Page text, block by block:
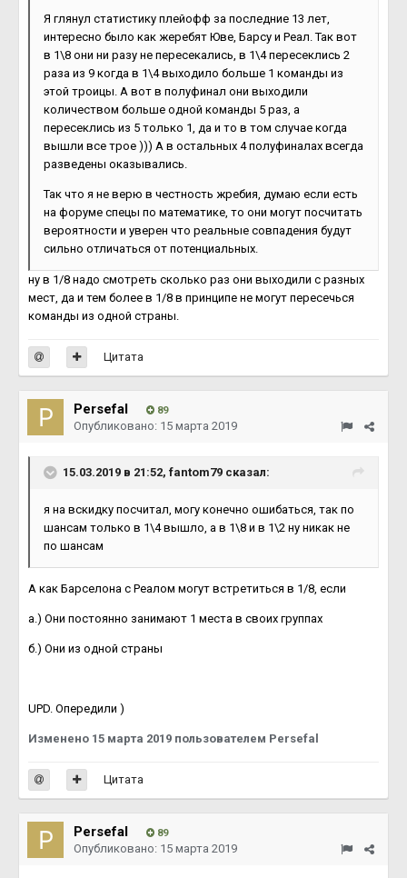
Я глянул статистику плейофф за последние 13 лет,
интересно было как жеребят Юве, Барсу и Реал. Так вот
в 1\8 они ни разу не пересекались, в 1\4 пересеклись 2
раза из 9 когда в 1\4 выходило больше 1 команды из
этой троицы. А вот в полуфинал они выходили
количеством больше одной команды 5 раз, а
пересеклись из 5 только 1, да и то в том случае когда
вышли все трое ))) А в остальных 4 полуфиналах всегда
разведены оказывались.
Так что я не верю в честность жребия, думаю если есть
на форуме спецы по математике, то они могут посчитать
вероятности и уверен что реальные совпадения будут
сильно отличаться от потенциальных.
ну в 1/8 надо смотреть сколько раз они выходили с разных
мест, да и тем более в 1/8 в принципе не могут пересечься
команды из одной страны.
Цитата
Persefal 89
Опубликовано: 15 марта 2019
15.03.2019 в 21:52, fantom79 сказал:
я на вскидку посчитал, могу конечно ошибаться, так по
шансам только в 1\4 вышло, а в 1\8 и в 1\2 ну никак не
по шансам
А как Барселона с Реалом могут встретиться в 1/8, если
а.) Они постоянно занимают 1 места в своих группах
б.) Они из одной страны
UPD. Опередили )
Изменено 15 марта 2019 пользователем Persefal
Цитата
Persefal 89
Опубликовано: 15 марта 2019